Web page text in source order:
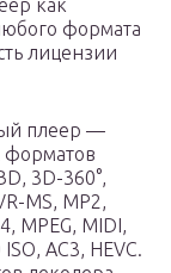
как
формата
лицензии
плеер —
форматов
3D-360°,
MS, MP2,
MPEG, MIDI,
AC3, HEVC.